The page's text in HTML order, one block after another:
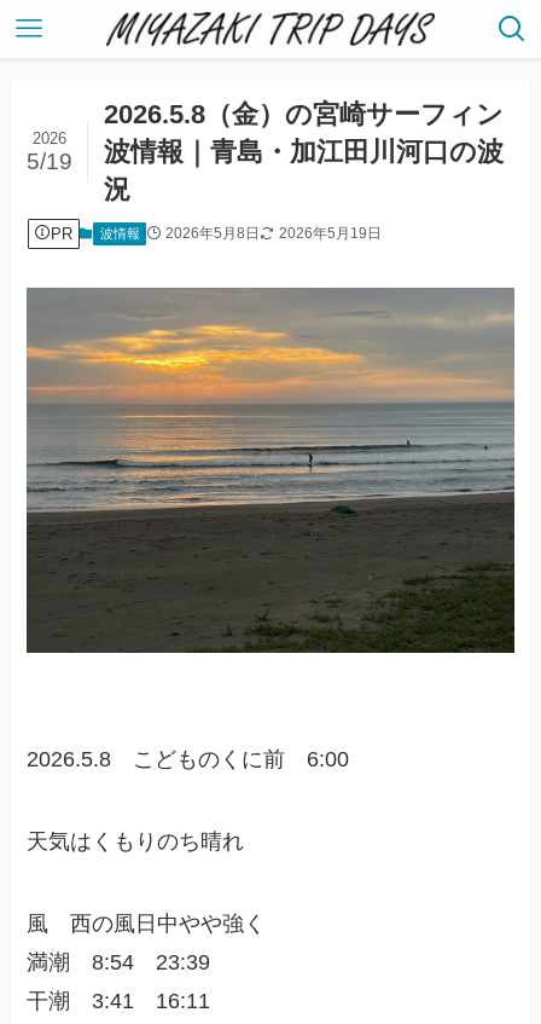
2026.5.8（金）の宮崎サーフィン
波情報｜青島・加江田川河口の波
況
2026
5/19
PR 波情報 2026年5月8日 2026年5月19日
2026.5.8 こどものくに前 6:00
天気はくもりのち晴れ
風 西の風日中やや強く
満潮 8:54 23:39
干潮 3:41 16:11